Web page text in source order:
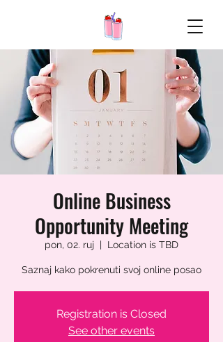
Online Business
Opportunity Meeting
pon, 02. ruj
  |
Location is TBD
Saznaj kako pokrenuti svoj online posao
Registration is Closed
See other events